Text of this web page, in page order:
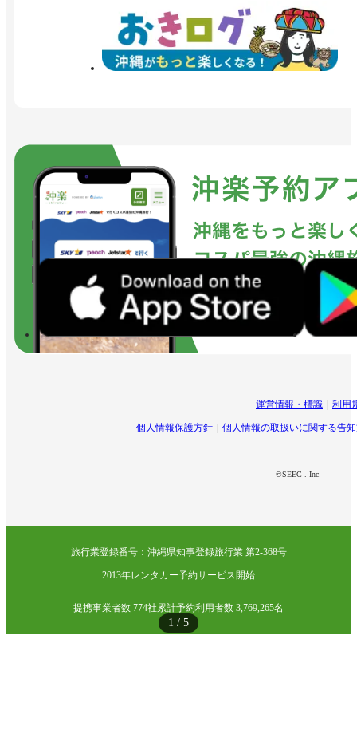
1 / 5
運営情報・標識 利用
個人情報保護方針 個人情報の取扱いに関する告
©SEEC . Inc
旅行業登録番号：沖縄県知事登録旅行業 第2-368号
2013年レンタカー予約サービス開始
提携事業者数 774社累計予約利用者数 3,769,265名